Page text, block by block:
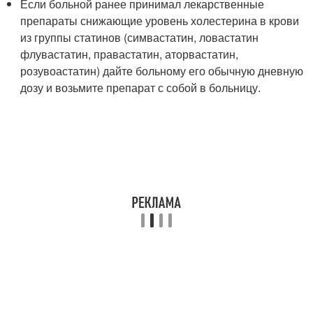
Если больной ранее принимал лекарственные
препараты снижающие уровень холестерина в крови
из группы статинов (симвастатин, ловастатин
флувастатин, правастатин, аторвастатин,
розувоастатин) дайте больному его обычную дневную
дозу и возьмите препарат с собой в больницу.